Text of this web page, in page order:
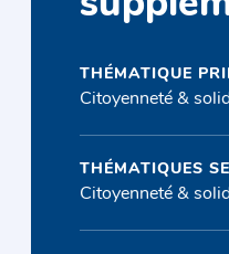
THÉMATIQUE
Citoyenneté &
THÉMATIQUES
Citoyenneté &